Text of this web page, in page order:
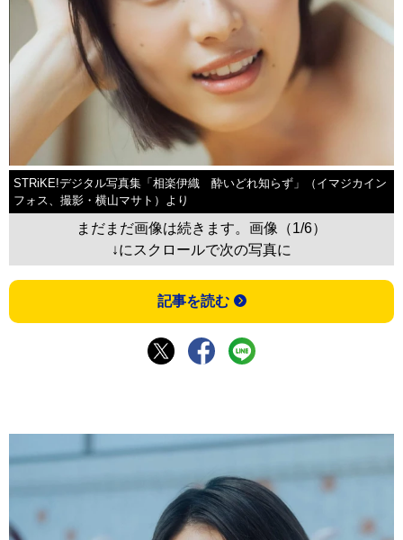
STRiKE!デジタル写真集「相楽伊織 酔いどれ知らず」（イマジカイン
フォス、撮影・横山マサト）より
まだまだ画像は続きます。画像（1/6）
↓にスクロールで次の写真に
記事を読む